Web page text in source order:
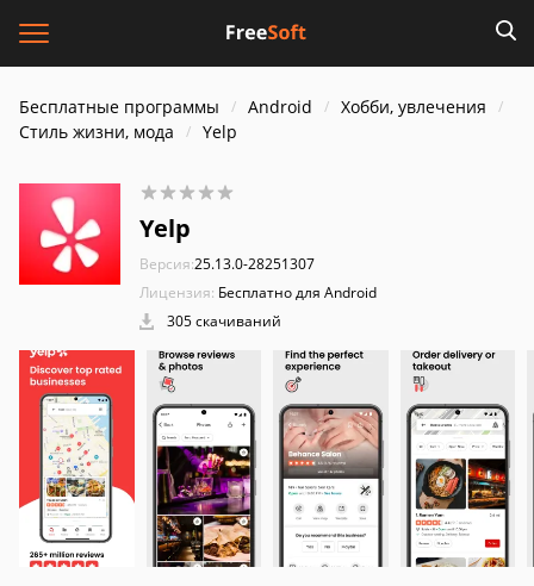
Бесплатные программы Android
Хобби, увлечения
Стиль жизни, мода
Yelp
Yelp
Версия:25.13.0-28251307
Лицензия: Бесплатно для Android
305 скачиваний